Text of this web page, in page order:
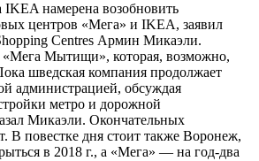
намерена возобновить
центров «Мега» и IKEA, заявил
Centres Армин Микаэли.
«Мега Мытищи», которая, возможно,
шведская компания продолжает
администрацией, обсуждая
метро и дорожной
Микаэли. Окончательных
В повестке дня стоит также Воронеж,
в 2018 г., а «Мега» — на год-два